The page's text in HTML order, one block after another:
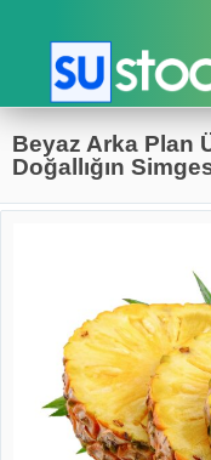
Beyaz Arka Plan
Doğallığın